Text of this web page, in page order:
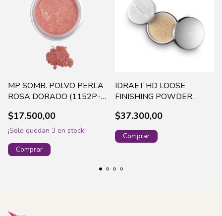
MP SOMB. POLVO PERLA
ROSA DORADO (1152P-
$17.500,00
¡Solo quedan 3 en stock!
IDRAET HD LOOSE
FINISHING POWDER
8 GR - 13721(48
$37.300,00